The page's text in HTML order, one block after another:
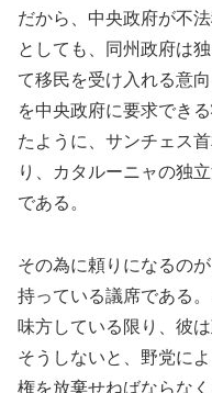
だから、中央政府が不
としても、同州政府は
て移民を受け入れる意
を中央政府に要求でき
たように、サンチェス
り、カタルーニャの独
である。
その為に頼りになるの
持っている議席である
味方している限り、彼
そうしないと、野党に
権を放棄せねばならな